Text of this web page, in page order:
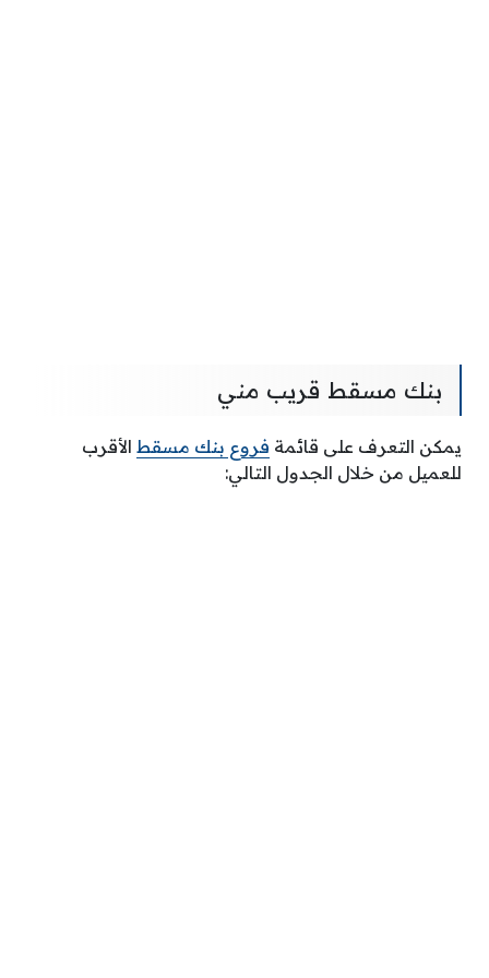
بنك مسقط قريب مني
يمكن التعرف على قائمة فروع بنك مسقط الأقرب
للعميل من خلال الجدول التالي: